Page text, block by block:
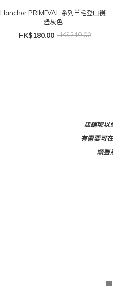
Hanchor PRIMEVAL 系列羊毛登山襪
燼灰色
HK$180.00 HK$240.00
店鋪現以
有需要可
順豐